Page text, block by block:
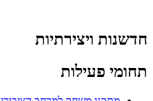
חדשנות ויצירתיות
תחומי פעילות